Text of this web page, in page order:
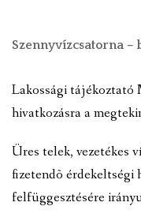
Szennyvízcsatorna –
Lakossági tájékoztató
hivatkozásra a
Üres telek, vezetékes
fizetendõ érdekeltségi
felfüggesztésére